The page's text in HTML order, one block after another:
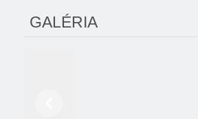
GALÉRIA